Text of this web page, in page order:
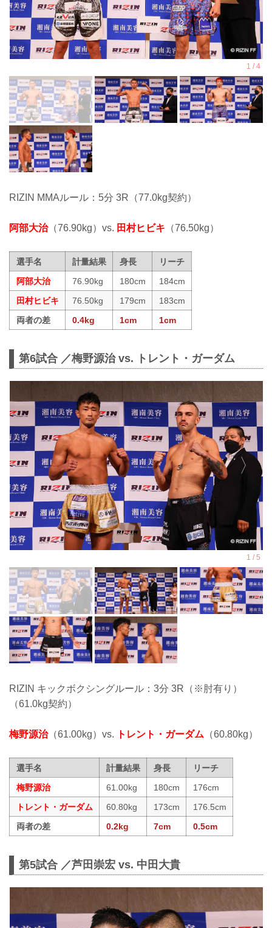
RIZIN MMAルール：5分 3R（77.0kg契約）
阿部大治（76.90kg）vs. 田村ヒビキ （76.50kg）
選手名 計量結果 身長
リーチ
阿部大治
76.90kg 180cm
184cm
田村ヒビキ
76.50kg 179cm
183cm
両者の差
0.4kg 1cm 1cm
第6試合 ／梅野源治 vs. トレント・ガーダム
RIZIN キックボクシングルール：3分 3R（※肘有り）
（61.0kg契約）
梅野源治（61.00kg）vs. トレント・ガーダム （60.80kg）
選手名 計量結果 身長
リーチ
梅野源治
61.00kg 180cm
176cm
トレント・ガーダム
60.80kg 173cm
176.5cm
両者の差
0.2kg 7cm 0.5cm
第5試合 ／芦田崇宏 vs. 中田大貴